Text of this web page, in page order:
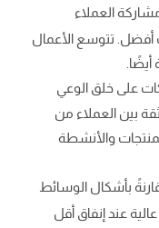
العملاء
أفضل. تتوسع الأعمال
على خلق الوعي
بين العملاء من
والأنشطة
بأشكال الوسائط
عند إنفاق أقل